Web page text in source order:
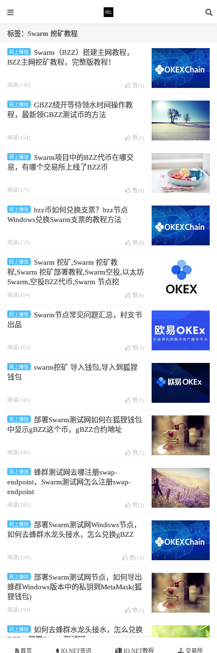
标签：Swarm 挖矿教程
网上赚钱
Swarm（BZZ）搭建主网教程，
BZZ主网挖矿教程，完整版教程！
阅读(136) 赞(1 )
网上赚钱
GBZZ绕开等待领水时间操作教
程，最新领GBZZ测试币的方法
阅读(154) 赞(1 )
网上赚钱
Swarm项目中的BZZ代币在哪交
易，有哪个交易所上线了BZZ币
阅读(173) 赞(0)
网上赚钱
bzz币如何兑换支票？bzz节点
Windows兑换Swarm支票的教程方法
阅读(153) 赞(0)
网上赚钱
Swarm 挖矿,Swarm 挖矿教
程,Swarm 挖矿部署教程,Swarm空投,以太坊
Swarm,空投BZZ代币,Swarm 节点挖
矿,Swarm 节点挖矿教程,Swarm 节点挖矿部
空投BZZ节点代币,bzz币挖矿教程 ，
Windows 10操作教程
阅读(154) 赞(0)
网上赚钱
Swarm节点常见问题汇总，村支书
出品
阅读(161) 赞(1 )
网上赚钱
swarm挖矿 导入钱包,导入到狐狸
钱包
阅读(145) 赞(1 )
网上赚钱
部署Swarm测试网如何在狐狸钱包
中显示gBZZ这个币，gBZZ合约地址
阅读(149) 赞(1 )
网上赚钱
蜂群测试网去哪注册swap-
endpoint，Swarm测试网怎么注册swap-
endpoint
阅读(200) 赞(2)
网上赚钱
部署Swarm测试网Windows节点，
如何去蜂群水龙头接水，怎么兑换gBZZ
阅读(150) 赞(13)
网上赚钱
部署Swarm测试网节点，如何导出
蜂群Windows版本中的私钥到MetaMask(狐
狸钱包)
阅读(194) 赞(1 )
网上赚钱
如何去蜂群水龙头接水，怎么兑换
BZZ，部署Swarm测试网
首页 IO.NET资讯 IO.NET教程 交易所